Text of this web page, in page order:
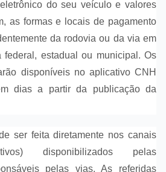
do seu veículo e valores
as formas e locais de pagamento
da rodovia ou da via em
federal, estadual ou municipal. Os
disponíveis no aplicativo CNH
dias a partir da publicação da
ser feita diretamente nos canais
disponibilizados pelas
pelas vias. As referidas